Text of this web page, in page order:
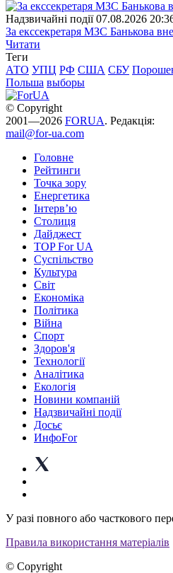
Надзвичайні події 07.08.2026
За екссекретаря МЗС Банькова
Читати
Теги
АТО УПЦ РФ США СБУ
Польша выборы
© Copyright
2001—2026 FORUA. Редакція:
mail@for-ua.com
Головне
Рейтинги
Точка зору
Енергетика
Інтерв’ю
Столиця
Дайджест
TOP For UA
Суспiльство
Культура
Світ
Економіка
Політика
Війна
Спорт
Здоров'я
Технології
Аналітика
Екологія
Новини компаній
Надзвичайні події
Досьє
ИнфоFor
У разі повного або часткового
Правила використання матеріалів
© Copyright